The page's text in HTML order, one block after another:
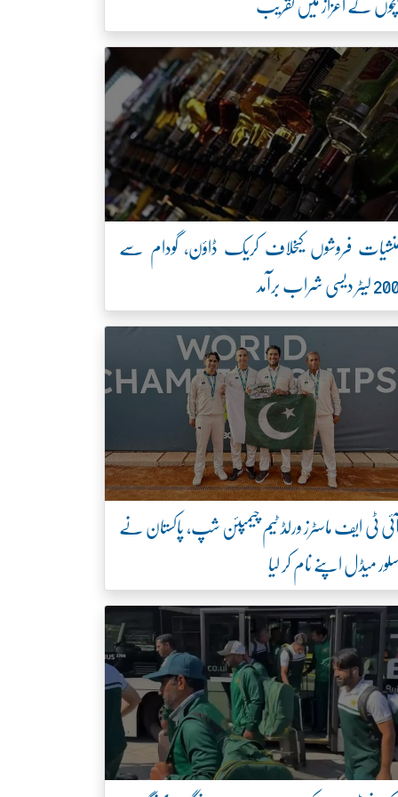
فروشوں کیخلاف کریک ڈاؤن، گودام سے
شراب برآمد
ٹی ایف ماسٹرز ورلڈ ٹیم چیمپئن شپ، پاکستان نے
میڈل اپنے نام کر لیا